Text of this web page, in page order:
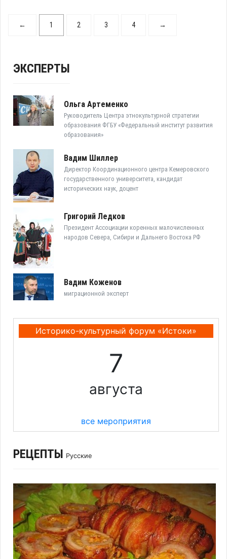
← 1 2 3 4 →
ЭКСПЕРТЫ
Ольга Артеменко
Руководитель Центра этнокультурной стратегии
образования ФГБУ «Федеральный институт развития
образования»
Вадим Шиллер
Директор Координационного центра Кемеровского
государственного университета, кандидат
исторических наук, доцент
Григорий Ледков
Президент Ассоциации коренных малочисленных
народов Севера, Сибири и Дальнего Востока РФ
Вадим Коженов
миграционной эксперт
Историко-культурный форум «Истоки»
7
августа
все мероприятия
РЕЦЕПТЫ Русские